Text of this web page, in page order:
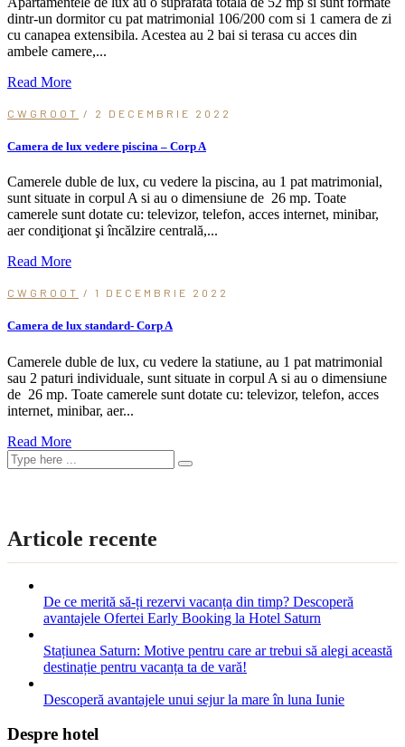
dintr-un dormitor cu pat matrimonial 106/200 com si 1 camera de zi
cu canapea extensibila. Acestea au 2 bai si terasa cu acces din
ambele camere,...
Read More
CWGROOT / 2 DECEMBRIE 2022
Camera de lux vedere piscina – Corp A
Camerele duble de lux, cu vedere la piscina, au 1 pat matrimonial,
sunt situate in corpul A si au o dimensiune de 26 mp. Toate
camerele sunt dotate cu: televizor, telefon, acces internet, minibar,
aer condiţionat şi încălzire centrală,...
Read More
CWGROOT / 1 DECEMBRIE 2022
Camera de lux standard- Corp A
Camerele duble de lux, cu vedere la statiune, au 1 pat matrimonial
sau 2 paturi individuale, sunt situate in corpul A si au o dimensiune
de 26 mp. Toate camerele sunt dotate cu: televizor, telefon, acces
internet, minibar, aer...
Read More
Articole recente
De ce merită să-ți rezervi vacanța din timp? Descoperă
avantajele Ofertei Early Booking la Hotel Saturn
Stațiunea Saturn: Motive pentru care ar trebui să alegi această
destinație pentru vacanța ta de vară!
Descoperă avantajele unui sejur la mare în luna Iunie
Despre hotel